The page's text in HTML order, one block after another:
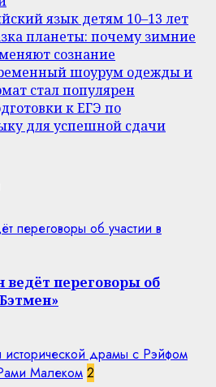
язык детям 10–13 лет
планеты: почему зимние
сознание
шоурум одежды и
стал популярен
к ЕГЭ по
для успешной сдачи
переговоры об участии в
ведёт переговоры об
драмы с Рэйфом
Малеком 2